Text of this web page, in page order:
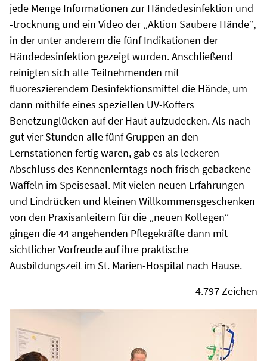
jede Menge Informationen zur Händedesinfektion und
-trocknung und ein Video der „Aktion Saubere Hände“,
in der unter anderem die fünf Indikationen der
Händedesinfektion gezeigt wurden. Anschließend
reinigten sich alle Teilnehmenden mit
fluoreszierendem Desinfektionsmittel die Hände, um
dann mithilfe eines speziellen UV-Koffers
Benetzunglücken auf der Haut aufzudecken. Als nach
gut vier Stunden alle fünf Gruppen an den
Lernstationen fertig waren, gab es als leckeren
Abschluss des Kennenlerntags noch frisch gebackene
Waffeln im Speisesaal. Mit vielen neuen Erfahrungen
und Eindrücken und kleinen Willkommensgeschenken
von den Praxisanleitern für die „neuen Kollegen“
gingen die 44 angehenden Pflegekräfte dann mit
sichtlicher Vorfreude auf ihre praktische
Ausbildungszeit im St. Marien-Hospital nach Hause.
4.797 Zeichen